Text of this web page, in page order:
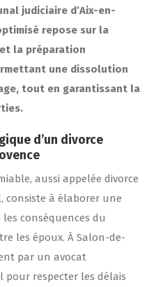
judiciaire d’Aix-en-
repose sur la
la préparation
une dissolution
tout en garantissant la
d’un divorce
aussi appelée divorce
consiste à élaborer une
conséquences du
les époux. À Salon-de-
par un avocat
pour respecter les délais